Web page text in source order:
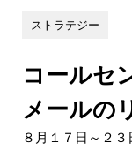
ストラテジー
コールセ
メールの
８月１７日～２３